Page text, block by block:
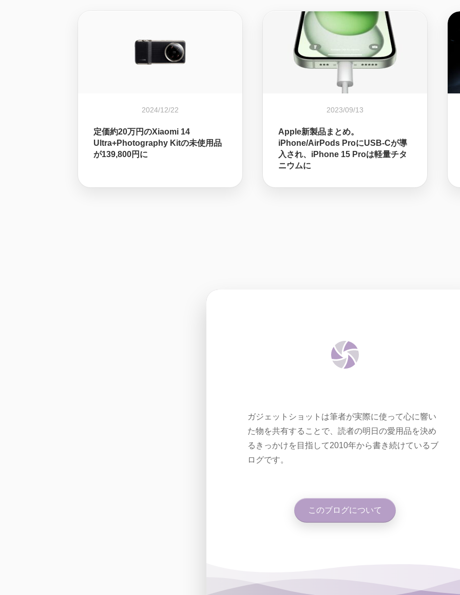
2024/12/22
定価約20万円のXiaomi 14
Ultra+Photography Kitの未使用品
が139,800円に
2023/09/13
Apple新製品まとめ。
iPhone/AirPods ProにUSB-Cが導
入され、iPhone 15 Proは軽量チタ
ニウムに
ガジェットショットは筆者が実際に使って心に響い
た物を共有することで、読者の明日の愛用品を決め
るきっかけを目指して2010年から書き続けているブ
ログです。
このブログについて